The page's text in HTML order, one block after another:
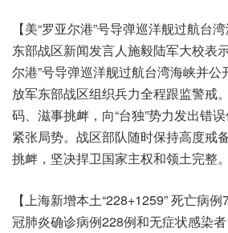
【美“罗亚尔港”号导弹巡洋舰过航台
东部战区新闻发言人施毅陆军大校表
尔港”号导弹巡洋舰过航台湾海峡并
放军东部战区组织兵力全程跟监警戒
码、滋事挑衅，向“台独”势力发出错
紧张局势。战区部队随时保持高度戒
挑衅，坚决捍卫国家主权和领土完整。
【上海新增本土“228+1259” 死亡病
冠肺炎确诊病例228例和无症状感染